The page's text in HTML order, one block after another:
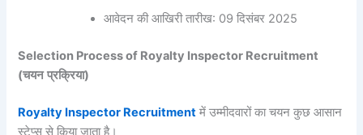
आवेदन की आखिरी तारीख: 09 दिसंबर 2025
Selection Process of Royalty Inspector Recruitment
(चयन प्रक्रिया)
Royalty Inspector Recruitment में उम्मीदवारों का चयन कुछ आसान
स्टेप्स से किया जाता है।